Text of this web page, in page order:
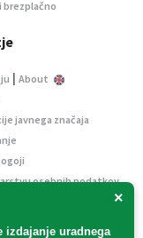
×
izdajanje uradnega
brezplačno
| About
javnega značaja
osebnih podatkov